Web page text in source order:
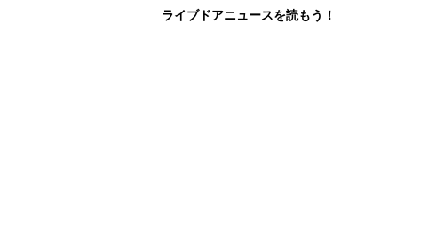
ライブドアニュースを読もう！